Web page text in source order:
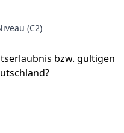
(C2)
bzw. gültigen